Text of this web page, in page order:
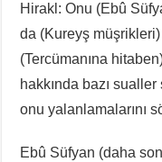
Hirakl: Onu (Ebû
da (Kureyş
(Tercümanına
hakkında bazı
onu yalanlamalarını
Ebû Süfyan (daha